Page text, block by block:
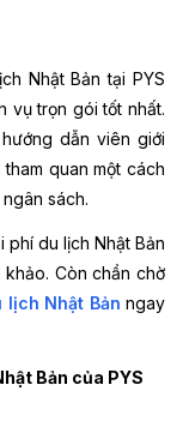
Nhật Bản tại PYS
vụ trọn gói tốt nhất.
dẫn viên giới
quan một cách
sách.
du lịch Nhật Bản
Còn chần chờ
lịch Nhật Bản ngay
Bản của PYS